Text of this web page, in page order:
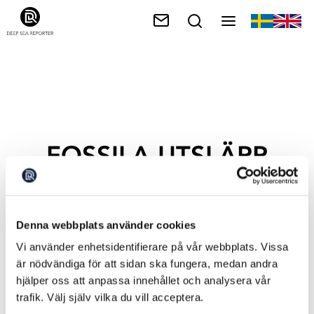
Denna webbplats använder cookies
Vi använder enhetsidentifierare på vår webbplats. Vissa
är nödvändiga för att sidan ska fungera, medan andra
hjälper oss att anpassa innehållet och analysera vår
trafik. Välj själv vilka du vill acceptera.
FOSSILA UTSLÄPP